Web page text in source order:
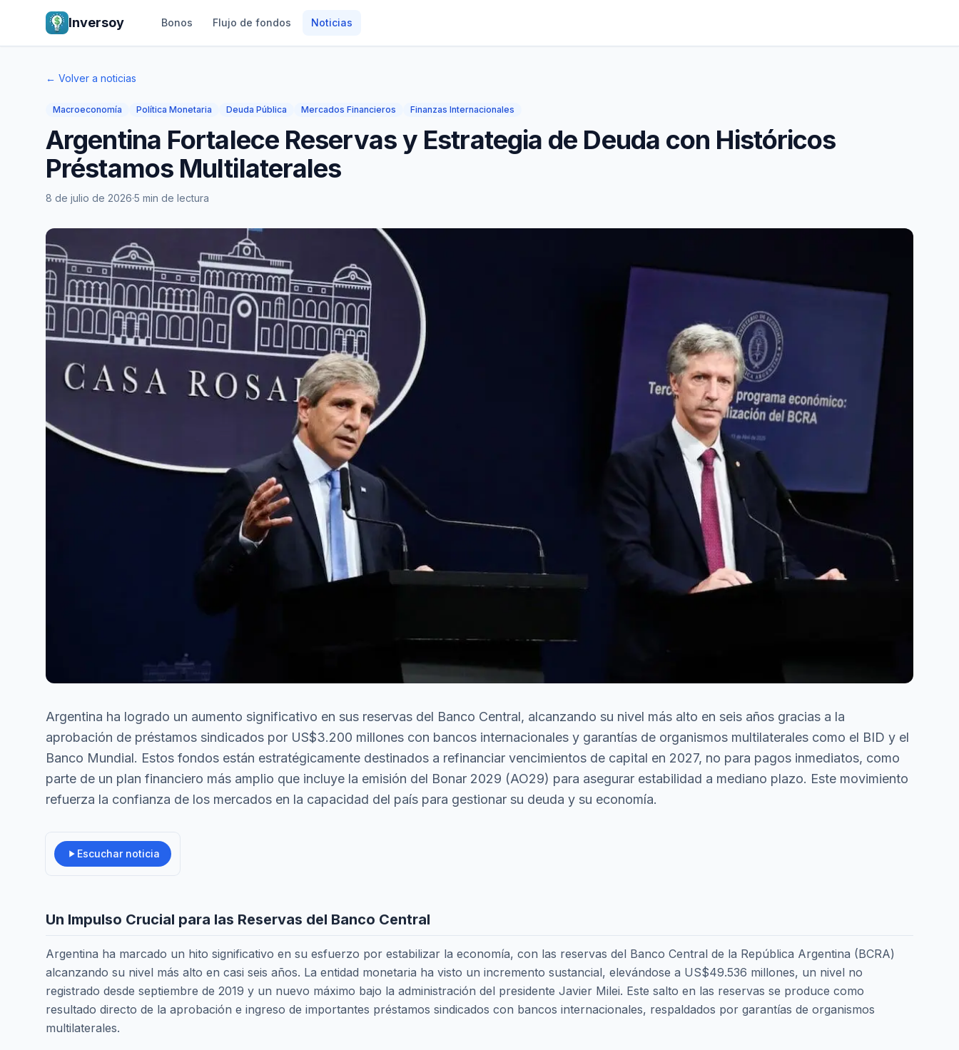
Inversoy Bonos Flujo de fondos Noticias
← Volver a noticias
Macroeconomía Política Monetaria Deuda Pública Mercados Financieros Finanzas Internacionales
Argentina Fortalece Reservas y Estrategia de Deuda con Históricos
Préstamos Multilaterales
8 de julio de 2026·5 min de lectura
Argentina ha logrado un aumento significativo en sus reservas del Banco Central, alcanzando su nivel más alto en seis años gracias a la
aprobación de préstamos sindicados por US$3.200 millones con bancos internacionales y garantías de organismos multilaterales como el BID y el
Banco Mundial. Estos fondos están estratégicamente destinados a refinanciar vencimientos de capital en 2027, no para pagos inmediatos, como
parte de un plan financiero más amplio que incluye la emisión del Bonar 2029 (AO29) para asegurar estabilidad a mediano plazo. Este movimiento
refuerza la confianza de los mercados en la capacidad del país para gestionar su deuda y su economía.
Escuchar noticia
Un Impulso Crucial para las Reservas del Banco Central
Argentina ha marcado un hito significativo en su esfuerzo por estabilizar la economía, con las reservas del Banco Central de la República Argentina (BCRA)
alcanzando su nivel más alto en casi seis años. La entidad monetaria ha visto un incremento sustancial, elevándose a US$49.536 millones, un nivel no
registrado desde septiembre de 2019 y un nuevo máximo bajo la administración del presidente Javier Milei. Este salto en las reservas se produce como
resultado directo de la aprobación e ingreso de importantes préstamos sindicados con bancos internacionales, respaldados por garantías de organismos
multilaterales.